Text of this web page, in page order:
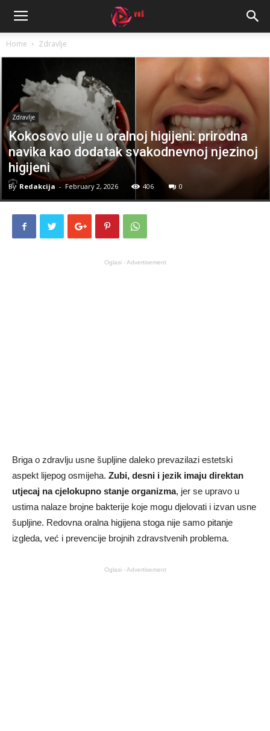
Home Zdravlje
Zdravlje
Kokosovo ulje u oralnoj higijeni: prirodna
navika kao dodatak svakodnevnoj njezinoj
higijeni
By Redakcija - February 2, 2026 406 0
Oglasi - Advertisement
Briga o zdravlju usne šupljine daleko prevazilazi estetski
aspekt lijepog osmijeha. Zubi, desni i jezik imaju direktan
utjecaj na cjelokupno stanje organizma, jer se upravo u
ustima nalaze brojne bakterije koje mogu djelovati i izvan usne
šupljine. Redovna oralna higijena stoga nije samo pitanje
izgleda, već i prevencije brojnih zdravstvenih problema.
Oglasi - Advertisement